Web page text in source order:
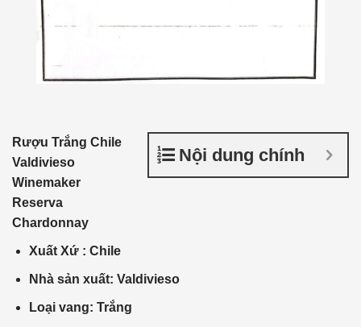
Nội dung chính
Rượu Trắng Chile
Valdivieso
Winemaker
Reserva
Chardonnay
Xuất Xứ : Chile
Nhàsản xuất: Valdivieso
Loại vang: Trắng